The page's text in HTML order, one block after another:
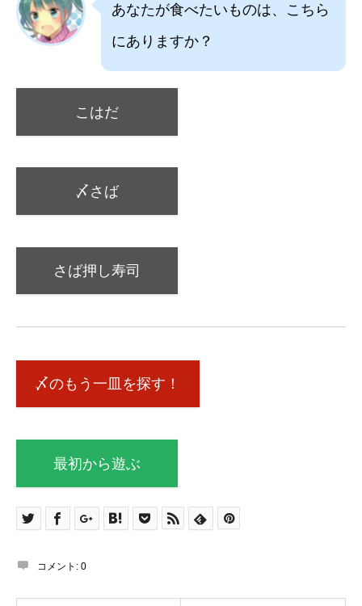
あなたが食べたいものは、こちら
にありますか？
こはだ
〆さば
さば押し寿司
〆のもう一皿を探す！
最初から遊ぶ
コメント: 0